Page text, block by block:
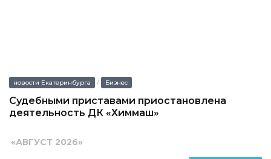
новости Екатеринбурга / Бизнес
Судебными приставами приостановлена
деятельность ДК «Химмаш»
«АВГУСТ 2026»